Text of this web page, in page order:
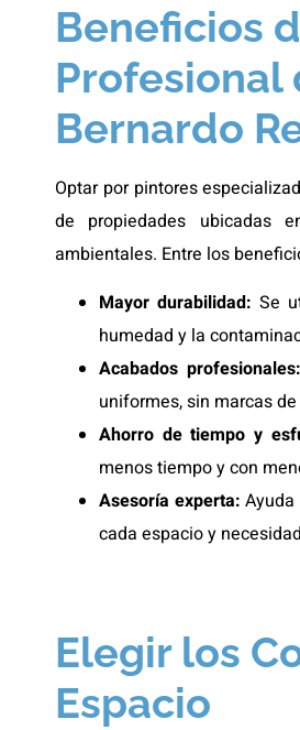
Beneficios
Profesional
Bernardo
Optar por pintores
de propiedades ubicadas
ambientales. Entre los
Mayor durabilidad: Se
humedad y la
Acabados profesionales:
uniformes, sin marcas
Ahorro de tiempo y
menos tiempo y con
Asesoría experta:
cada espacio y
Elegir los
Espacio